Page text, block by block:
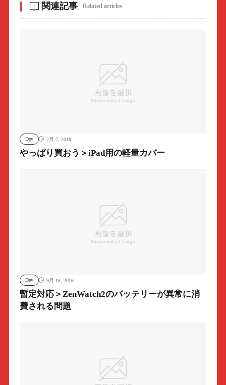
関連記事 Related articles
Dev 2月 7, 2018
やっぱり買おう＞iPad用の軽量カバー
Dev 9月 18, 2016
暫定対応＞ZenWatch2のバッテリーが異常に消
費される問題